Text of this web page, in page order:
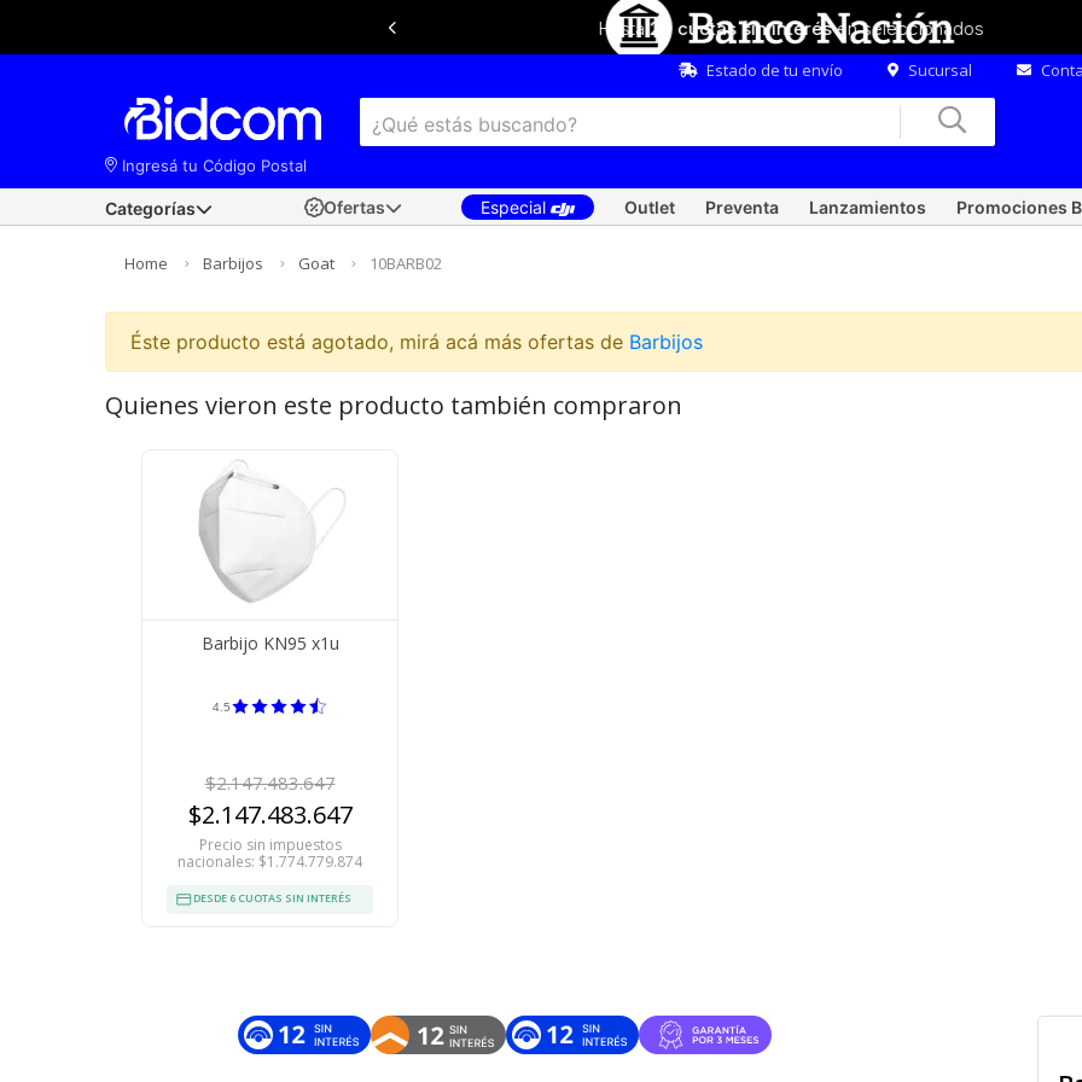
Hasta 20 cuotas sin interésen seleccionados
Estado de tu envío Sucursal
Ingresá tu Código Postal
mejores ofertas de envío y retiro disponibles
×
Ofertas Especial Outlet Preventa Lanzamientos Promociones
Categorías
Home Barbijos Goat 10BARB02
Éste producto está agotado, mirá acá más ofertas de Barbijos
Quienes vieron este producto también compraron
Barbijo KN95 x1u
4.5
$2.147.483.647
$2.147.483.647
Precio sin impuestos
nacionales: $1.774.779.874
DESDE 6 CUOTAS SIN INTERÉS